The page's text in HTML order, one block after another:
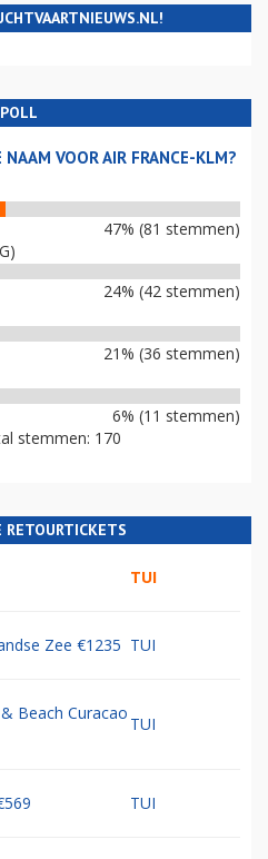
POLL
VOOR AIR FRANCE-KLM?
47% (81 stemmen)
24% (42 stemmen)
21% (36 stemmen)
6% (11 stemmen)
stemmen: 170
RETOURTICKETS
TUI
Zee €1235 TUI
Beach Curacao
TUI
TUI